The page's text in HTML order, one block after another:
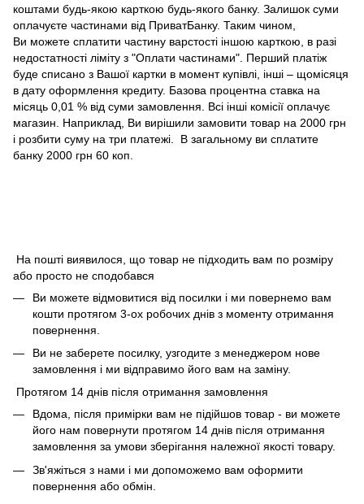
коштами будь-якою карткою будь-якого банку. Залишок суми
оплачуєте частинами від ПриватБанку. Таким чином,
Ви можете сплатити частину варстості іншою карткою, в разі
недостатності ліміту з "Оплати частинами". Перший платіж
буде списано з Вашої картки в момент купівлі, інші – щомісяця
в дату оформлення кредиту. Базова процентна ставка на
місяць 0,01 % від суми замовлення. Всі інші комісії оплачує
магазин. Наприклад, Ви вирішили замовити товар на 2000 грн
і розбити суму на три платежі. В загальному ви сплатите
банку 2000 грн 60 коп.
На пошті виявилося, що товар не підходить вам по розміру
або просто не сподобався
Ви можете відмовитися від посилки і ми повернемо вам
кошти протягом 3-ох робочих днів з моменту отримання
повернення.
Ви не заберете посилку, узгодите з менеджером нове
замовлення і ми відправимо його вам на заміну.
Протягом 14 днів після отримання замовлення
Вдома, після примірки вам не підійшов товар - ви можете
його нам повернути протягом 14 днів після отримання
замовлення за умови зберігання належної якості товару.
Зв'яжіться з нами і ми допоможемо вам оформити
повернення або обмін.